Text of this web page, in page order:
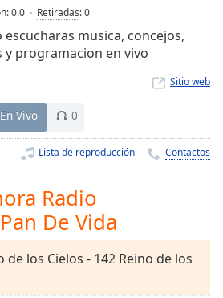
0.0 Retiradas:0
musica, concejos,
y programacion en vivo
Sitio web
En Vivo 0
Lista de reproducción Contactos
Radio
De Vida
de los Cielos - 142 Reino de los